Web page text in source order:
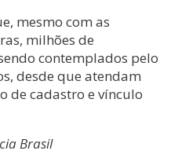
mesmo com as
milhões de
contemplados pelo
desde que atendam
de cadastro e vínculo
Brasil